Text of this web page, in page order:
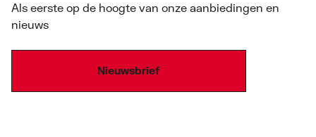
Als eerste op de hoogte van onze aanbiedingen en
nieuws
Nieuwsbrief